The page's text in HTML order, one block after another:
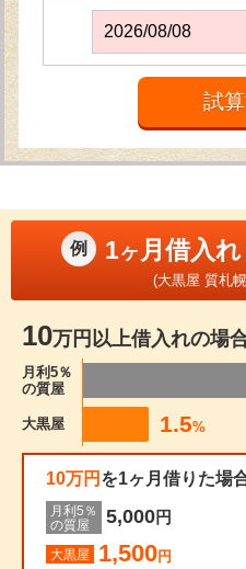
例 1ヶ 月借入れ
(大黒屋 質札
10万円以上借入れの場
月利5％
の質屋
大黒屋 1.5%
10万円 を1ヶ月借りた場
月利5％
の質屋
5,000円
大黒屋 1,500円